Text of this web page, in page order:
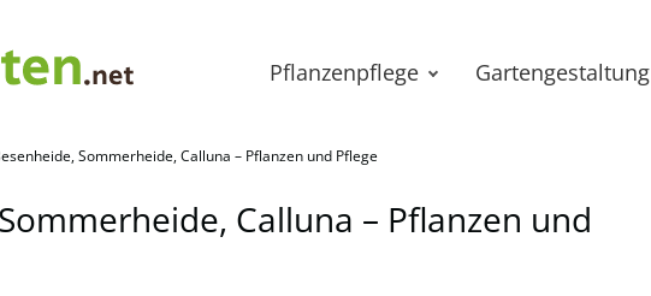
Pflanzenpflege Gartengestaltung
Sommerheide, Calluna – Pflanzen und Pflege
Calluna – Pflanzen und